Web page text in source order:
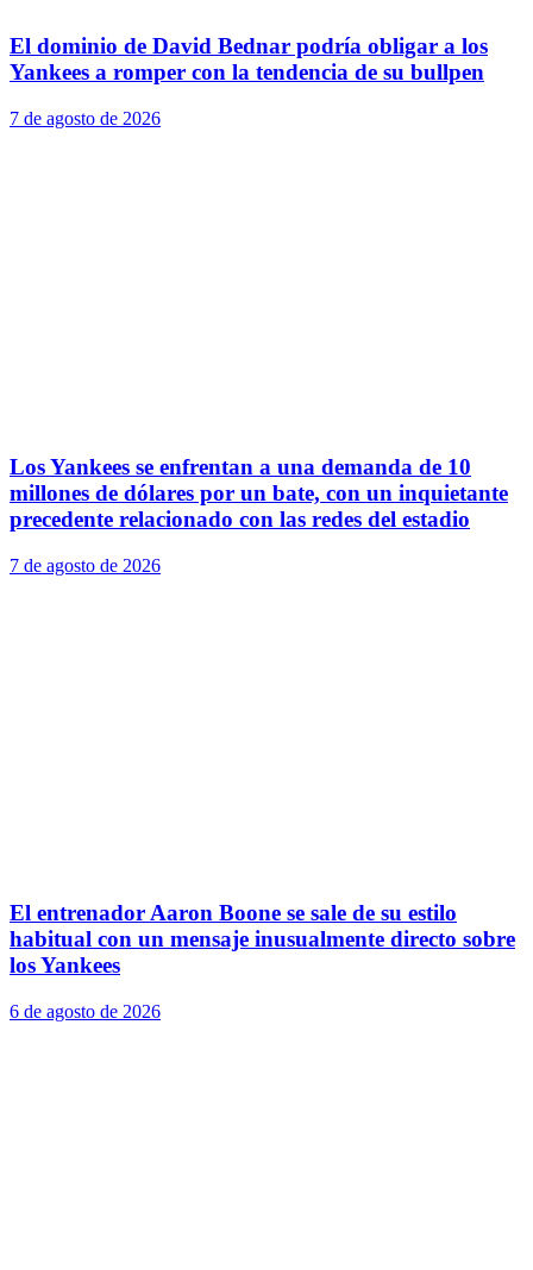
El dominio de David Bednar podría obligar a los
Yankees a romper con la tendencia de su bullpen
7 de agosto de 2026
Los Yankees se enfrentan a una demanda de 10
millones de dólares por un bate, con un inquietante
precedente relacionado con las redes del estadio
7 de agosto de 2026
El entrenador Aaron Boone se sale de su estilo
habitual con un mensaje inusualmente directo sobre
los Yankees
6 de agosto de 2026